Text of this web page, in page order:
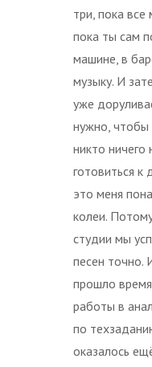
три, пока все
пока ты сам
машине, в
музыку. И
уже
нужно, чтобы
никто ничего
готовиться
это меня
колеи.
студии мы
песен точно.
прошло
работы в
по
оказалось